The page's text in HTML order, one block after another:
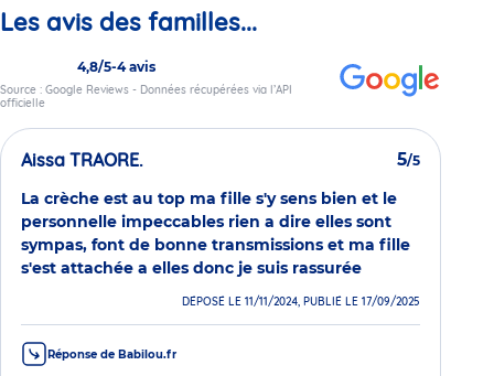
Les avis des familles...
4,8/5-4 avis
Source : Google Reviews - Données récupérées via l’API
officielle
Aissa TRAORE. 5/5
La crèche est au top ma fille s'y sens bien et le
personnelle impeccables rien a dire elles sont
sympas, font de bonne transmissions et ma fille
s'est attachée a elles donc je suis rassurée
DÉPOSÉ LE 11/11/2024, PUBLIÉ LE 17/09/2025
Réponse de Babilou.fr